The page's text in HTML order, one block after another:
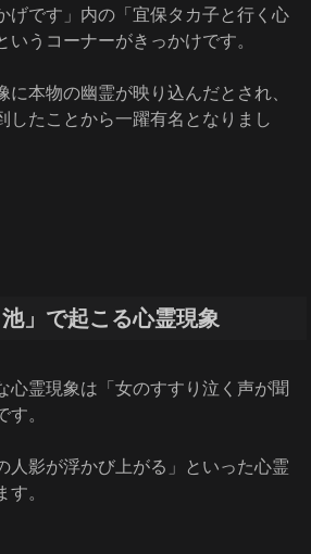
げです」内の「宜保タカ子と行く心
うコーナーがきっかけです。
本物の幽霊が映り込んだとされ、
したことから一躍有名となりまし
池」で起こる心霊現象
心霊現象は「女のすすり泣く声が聞
。
人影が浮かび上がる」といった心霊
。